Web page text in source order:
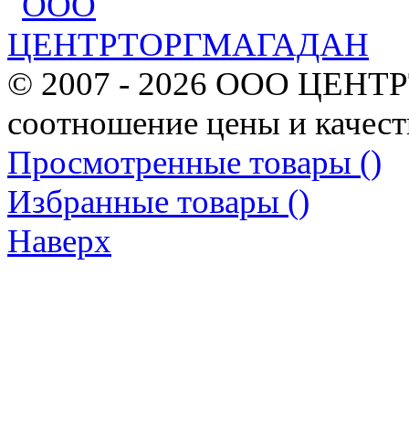
© 2007 - 2026 ООО
соотношение цены и
Просмотренные товары ()
Избранные товары ()
Наверх